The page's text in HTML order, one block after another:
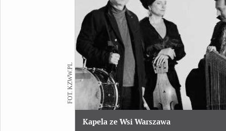
Kapela ze Wsi Warszawa
FOT. KZWW.PL